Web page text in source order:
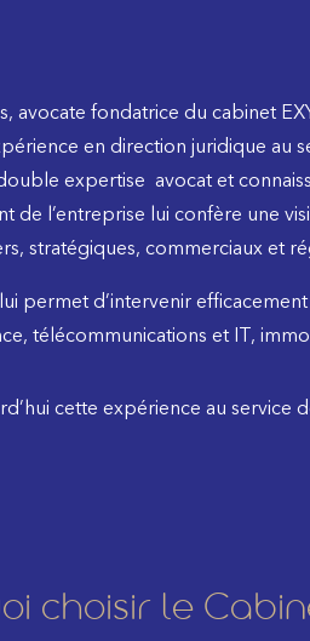
avocate fondatrice du cabinet
en direction juridique au
expertise avocat et
de l’entreprise lui confère une
stratégiques, commerciaux et
permet d’intervenir
télécommunications et IT,
cette expérience au service
choisir le